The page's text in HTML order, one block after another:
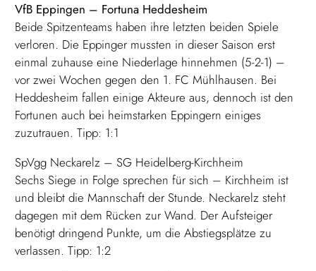
VfB Eppingen – Fortuna Heddesheim
Beide Spitzenteams haben ihre letzten beiden Spiele
verloren. Die Eppinger mussten in dieser Saison erst
einmal zuhause eine Niederlage hinnehmen (5-2-1) –
vor zwei Wochen gegen den 1. FC Mühlhausen. Bei
Heddesheim fallen einige Akteure aus, dennoch ist den
Fortunen auch bei heimstarken Eppingern einiges
zuzutrauen. Tipp: 1:1
SpVgg Neckarelz – SG Heidelberg-Kirchheim
Sechs Siege in Folge sprechen für sich – Kirchheim ist
und bleibt die Mannschaft der Stunde. Neckarelz steht
dagegen mit dem Rücken zur Wand. Der Aufsteiger
benötigt dringend Punkte, um die Abstiegsplätze zu
verlassen. Tipp: 1:2